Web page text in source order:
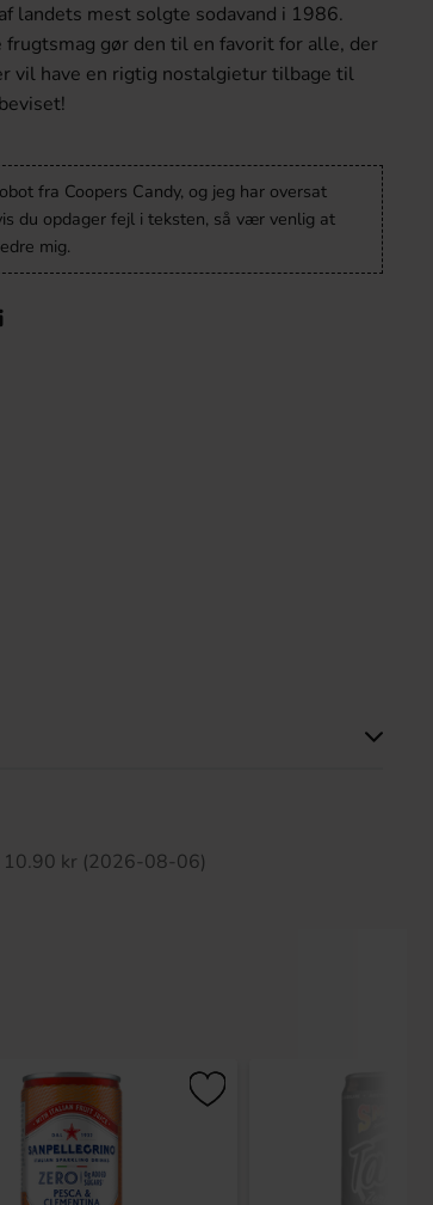
landets mest solgte sodavand i 1986.
frugtsmag gør den til en favorit for alle, der
vil have en rigtig nostalgietur tilbage til
fra Coopers Candy, og jeg har oversat
du opdager fejl i teksten, så vær venlig at
mig.
10.90 kr (2026-08-06)